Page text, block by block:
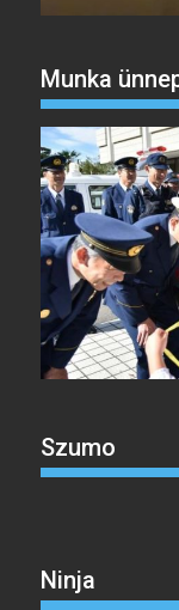
Munka
Szumo
Ninja